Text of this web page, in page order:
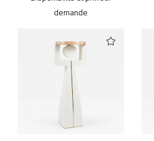
demande